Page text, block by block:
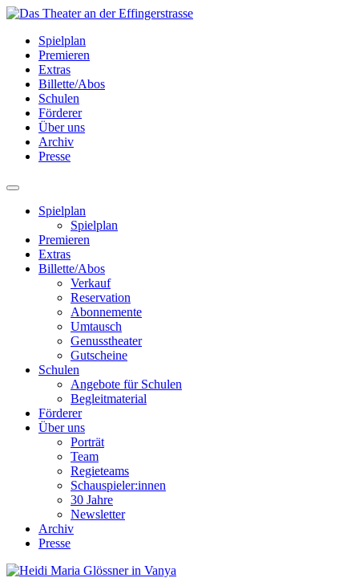
Spielplan
Premieren
Extras
Billette/Abos
Schulen
Förderer
Über uns
Archiv
Presse
Spielplan
Spielplan
Premieren
Extras
Billette/Abos
Verkauf
Reservation
Abonnemente
Umtausch
Genusstheater
Gutscheine
Schulen
Angebote für Schulen
Begleitmaterial
Förderer
Über uns
Porträt
Team
Regieteams
Schauspieler:innen
30 Jahre
Newsletter
Archiv
Presse